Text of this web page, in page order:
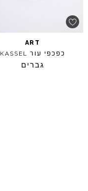
ART
כפכפי עור KASSEL
גברים